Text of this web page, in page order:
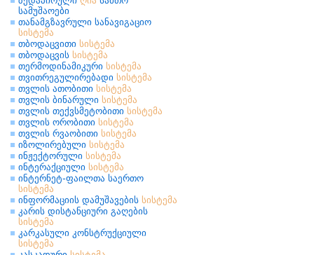
სამუშაოები
თანამგზავრული სანავიგაციო
სისტემა
თბოდაცვითი სისტემა
თბოდაცვის სისტემა
თერმოდინამიკური სისტემა
თვითრეგულირებადი სისტემა
თვლის ათობითი სისტემა
თვლის ბინარული სისტემა
თვლის თექვსმეტობითი სისტემა
თვლის ორობითი სისტემა
თვლის რვაობითი სისტემა
იზოლირებული სისტემა
ინჟექტორული სისტემა
ინტერაქციული სისტემა
ინტერნეტ-ფაილთა საერთო
სისტემა
ინფორმაციის დამუშავების სისტემა
კარის დისტანციური გაღების
სისტემა
კარკასული კონსტრუქციული
სისტემა